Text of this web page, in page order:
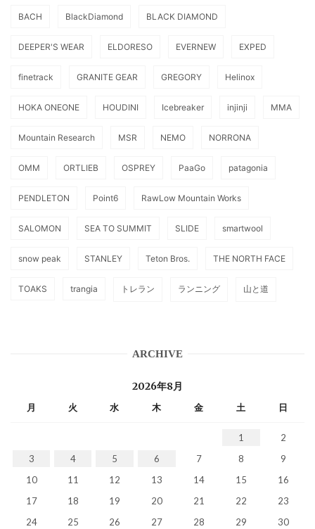
BACH BlackDiamond BLACK DIAMOND
DEEPER'S WEAR ELDORESO EVERNEW EXPED
finetrack GRANITE GEAR GREGORY Helinox
HOKA ONEONE HOUDINI Icebreaker injinji MMA
Mountain Research MSR NEMO NORRONA
OMM ORTLIEB OSPREY PaaGo patagonia
PENDLETON Point6 RawLow Mountain Works
SALOMON SEA TO SUMMIT SLIDE smartwool
snow peak STANLEY Teton Bros. THE NORTH FACE
TOAKS trangia トレラン ランニング 山と道
ARCHIVE
2026年8月
月 火 水 木 金 土 日
1
2
3
4 5 6 7 8
9
10
11 12 13 14 15
16
17
18 19 20 21 22
23
24
25 26 27 28 29
30